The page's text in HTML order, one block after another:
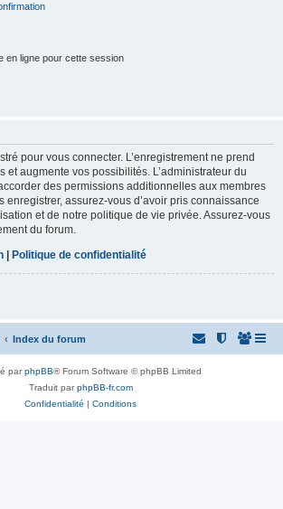
en ligne pour cette session
pour vous connecter. L’enregistrement ne prend
et augmente vos possibilités. L’administrateur du
des permissions additionnelles aux membres
enregistrer, assurez-vous d’avoir pris connaissance
et de notre politique de vie privée. Assurez-vous
du forum.
| Politique de confidentialité
Index du forum
parphpBB® Forum Software © phpBB Limited
Traduit parphpBB-fr.com
Confidentialité | Conditions